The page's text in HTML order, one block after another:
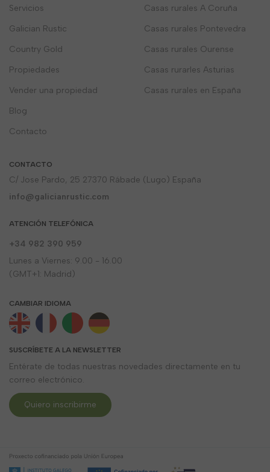
Servicios
Galician Rustic
Country Gold
Propiedades
Vender una propiedad
Blog
Contacto
Casas rurales A Coruña
Casas rurales Pontevedra
Casas rurales Ourense
Casas rurarles Asturias
Casas rurales en España
CONTACTO
C/ Jose Pardo, 25 27370 Rábade (Lugo) España
info@galicianrustic.com
ATENCIÓN TELEFÓNICA
+34 982 390 959
Lunes a Viernes: 9.00 - 16.00
(GMT+1: Madrid)
CAMBIAR IDIOMA
SUSCRÍBETE A LA NEWSLETTER
Entérate de todas nuestras novedades directamente en tu
correo electrónico.
Quiero inscribirme